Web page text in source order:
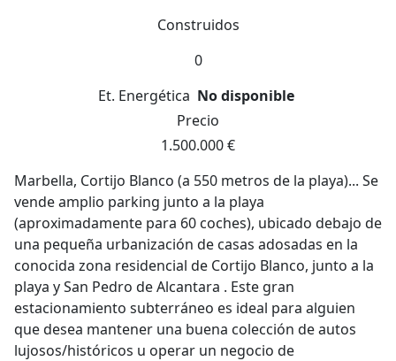
Construidos
0
Et. Energética No disponible
Precio
1.500.000 €
Marbella, Cortijo Blanco (a 550 metros de la playa)... Se
vende amplio parking junto a la playa
(aproximadamente para 60 coches), ubicado debajo de
una pequeña urbanización de casas adosadas en la
conocida zona residencial de Cortijo Blanco, junto a la
playa y San Pedro de Alcantara . Este gran
estacionamiento subterráneo es ideal para alguien
que desea mantener una buena colección de autos
lujosos/históricos u operar un negocio de